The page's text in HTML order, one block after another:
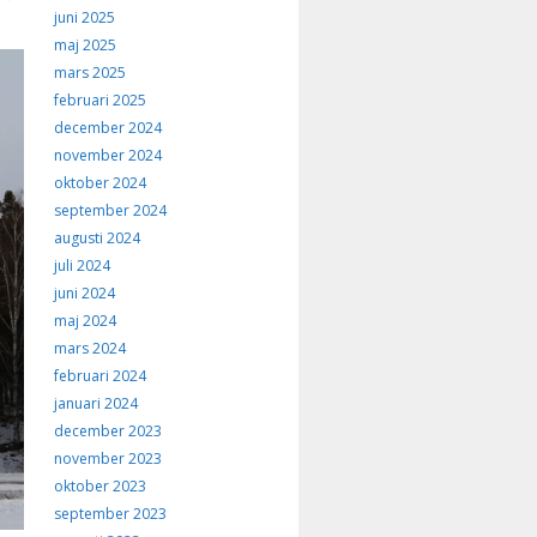
juni 2025
maj 2025
mars 2025
februari 2025
december 2024
november 2024
oktober 2024
september 2024
augusti 2024
juli 2024
juni 2024
maj 2024
mars 2024
februari 2024
januari 2024
december 2023
november 2023
oktober 2023
september 2023